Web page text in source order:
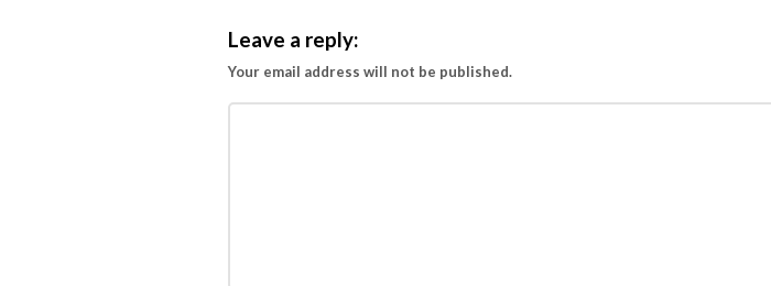
Leave a reply:
Your email address will not be published.